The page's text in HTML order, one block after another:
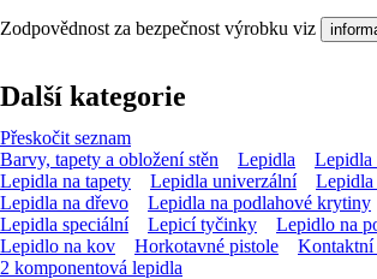
Zodpovědnost za bezpečnost výrobku viz
Další kategorie
Přeskočit seznam
Barvy, tapety a obložení stěn
Lepidla
Lepidla
Lepidla na tapety
Lepidla univerzální
Lepidla
Lepidla na dřevo
Lepidla na podlahové krytiny
Lepidla speciální
Lepicí tyčinky
Lepidlo na
Lepidlo na kov
Horkotavné pistole
Kontaktní
2 komponentová lepidla